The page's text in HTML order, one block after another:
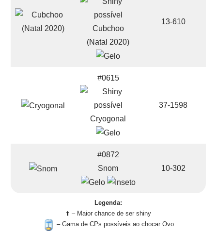
Cubchoo
(Natal 2020)
13-610
#0615
Cryogonal
37-1598
#0872
Snom
10-302
Legenda:
⬆️ – Maior chance de ser shiny
– Gama de CPs possíveis ao chocar Ovo